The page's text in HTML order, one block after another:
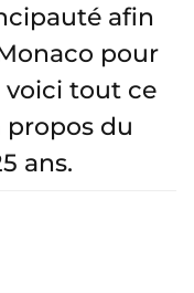
afin
pour
voici tout ce
du
ans.